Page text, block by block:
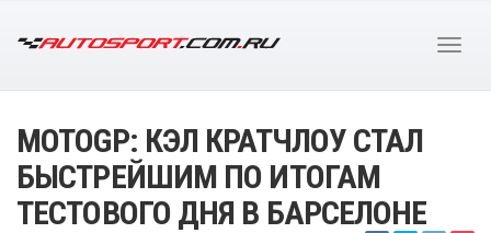
MOTOGP: КЭЛ КРАТЧЛОУ СТАЛ
БЫСТРЕЙШИМ ПО ИТОГАМ
ТЕСТОВОГО ДНЯ В БАРСЕЛОНЕ